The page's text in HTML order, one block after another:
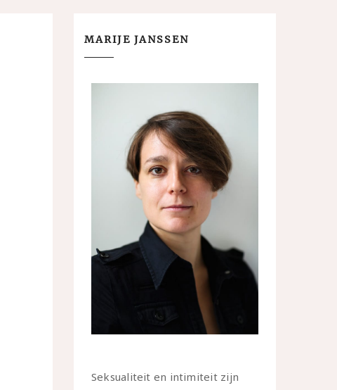
MARIJE JANSSEN
Seksualiteit en intimiteit zijn